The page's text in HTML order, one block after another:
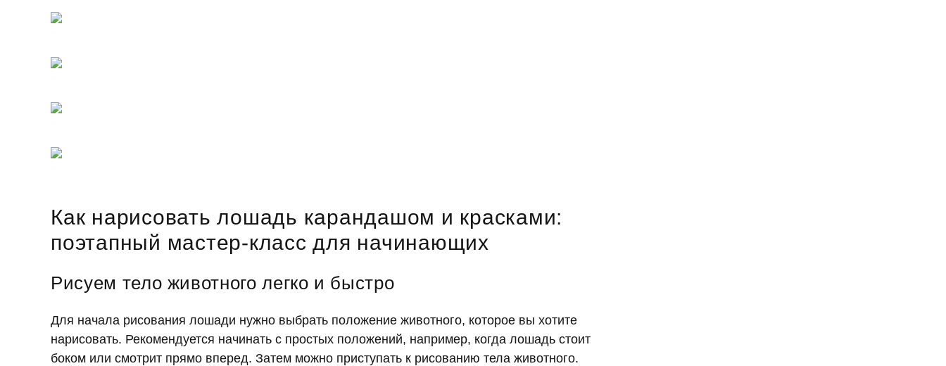
Как нарисовать лошадь карандашом и красками:
поэтапный мастер-класс для начинающих
Рисуем тело животного легко и быстро
Для начала рисования лошади нужно выбрать положение животного, которое вы хотите
нарисовать. Рекомендуется начинать с простых положений, например, когда лошадь стоит
боком или смотрит прямо вперед. Затем можно приступать к рисованию тела животного.